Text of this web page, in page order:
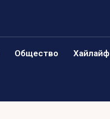
Общество Хайлайф